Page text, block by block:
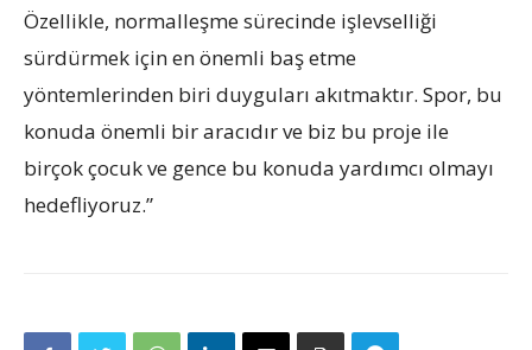
Özellikle, normalleşme sürecinde işlevselliği
sürdürmek için en önemli baş etme
yöntemlerinden biri duyguları akıtmaktır. Spor, bu
konuda önemli bir aracıdır ve biz bu proje ile
birçok çocuk ve gence bu konuda yardımcı olmayı
hedefliyoruz.”